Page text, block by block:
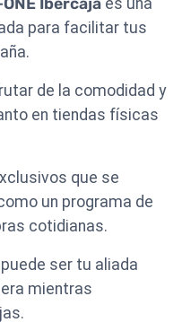
Ibercaja es una
para facilitar tus
de la comodidad y
en tiendas físicas
que se
un programa de
cotidianas.
ser tu aliada
mientras